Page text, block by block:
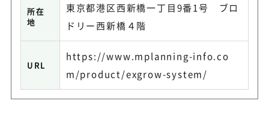
所在
地
東京都港区西新橋一丁目9番1号 ブロ
ドリー西新橋４階
URL
https://www.mplanning-info.co
m/product/exgrow-system/